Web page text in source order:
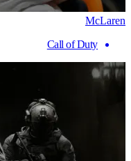
McLaren
Call of Duty